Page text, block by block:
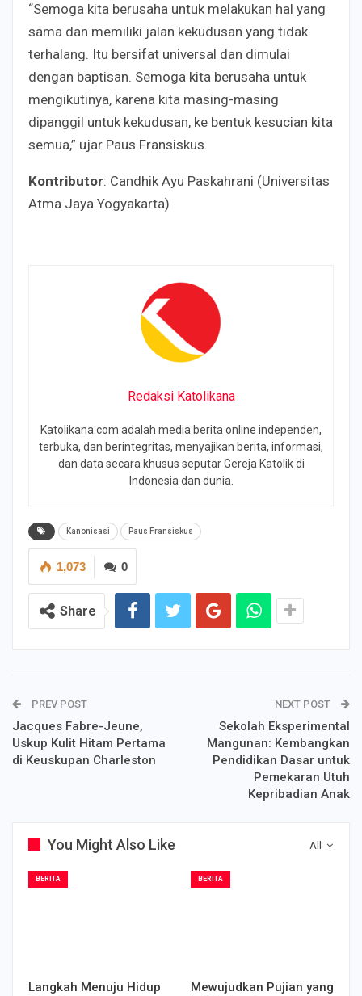
“Semoga kita berusaha untuk melakukan hal yang
sama dan memiliki jalan kekudusan yang tidak
terhalang. Itu bersifat universal dan dimulai
dengan baptisan. Semoga kita berusaha untuk
mengikutinya, karena kita masing-masing
dipanggil untuk kekudusan, ke bentuk kesucian kita
semua,” ujar Paus Fransiskus.
Kontributor: Candhik Ayu Paskahrani (Universitas
Atma Jaya Yogyakarta)
Redaksi Katolikana
Katolikana.com adalah media berita online independen,
terbuka, dan berintegritas, menyajikan berita, informasi,
dan data secara khusus seputar Gereja Katolik di
Indonesia dan dunia.
Kanonisasi Paus Fransiskus
0
1,073
Share
PREV POST
Jacques Fabre-Jeune,
Uskup Kulit Hitam Pertama
di Keuskupan Charleston
NEXT POST
Sekolah Eksperimental
Mangunan: Kembangkan
Pendidikan Dasar untuk
Pemekaran Utuh
Kepribadian Anak
All
You Might Also Like
BERITA
Langkah Menuju Hidup
BERITA
Mewujudkan Pujian yang